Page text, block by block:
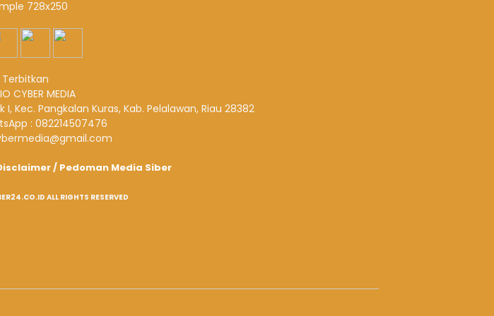
Terbitkan
CYBER MEDIA
I, Kec. Pangkalan Kuras, Kab. Pelalawan, Riau 28382
: 082214507476
/ Pedoman Media Siber
ALL RIGHTS RESERVED